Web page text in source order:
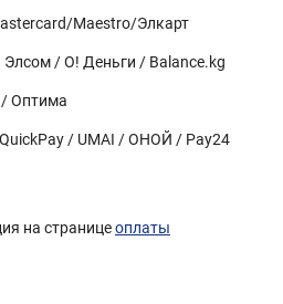
Maestro/Элкарт
/ О! Деньги / Balance.kg
Оптима
/ UMAI / ОНОЙ / Pay24
на страницеоплаты